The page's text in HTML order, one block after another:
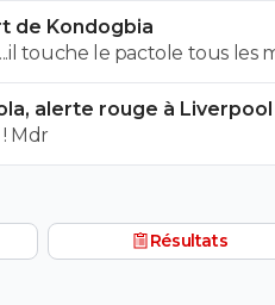
de Kondogbia
touche le pactole tous les
alerte rouge à Liverpool
! Mdr
Résultats